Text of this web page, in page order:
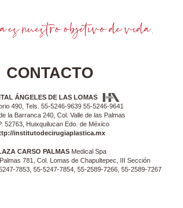
CONTACTO
ÁNGELES DE LAS LOMAS
490, Tels. 55-5246-9639 55-5246-9641
la Barranca 240, Col. Valle de las Palmas
52763, Huixquilucan Edo. de México
institutodecirugiaplastica.mx
CARSO PALMAS Medical Spa
781, Col. Lomas de Chapultepec, III Sección
7853, 55-5247-7854, 55-2589-7266, 55-2589-7267